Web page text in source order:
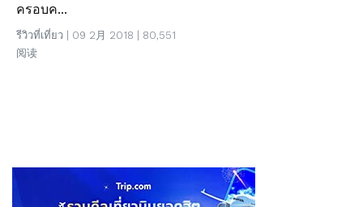
ครอบค...
รีวิวที่เที่ยว | 09 2月 2018 | 80,551
阅读